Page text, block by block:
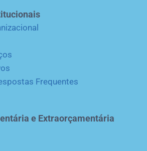
Frequentes
e Extraorçamentária